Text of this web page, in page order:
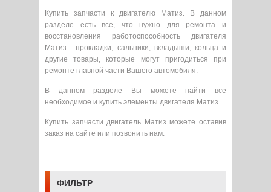
Купить запчасти к двигателю Матиз. В данном
разделе есть все, что нужно для ремонта и
восстановления работоспособность двигателя
Матиз : прокладки, сальники, вкладыши, кольца и
другие товары, которые могут пригодиться при
ремонте главной части Вашего автомобиля.
В данном разделе Вы можете найти все
необходимое и купить элементы двигателя Матиз.
Купить запчасти двигатель Матиз можете оставив
заказ на сайте или позвонить нам.
ФИЛЬТР